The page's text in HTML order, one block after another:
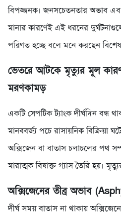
বিপজ্জনক। জনসচেতনতার অভাব এবং
মানার কারণেই এই ধরনের
পরিণত হচ্ছে বলে মনে করছেন
ভেতরে আটকে মৃত্যুর মূল
মরণকামড়
একটি সেপটিক ট্যাংক দীর্ঘদিন বন্ধ
মানববর্জ্য পচে রাসায়নিক বিক্রিয়া
অক্সিজেন বা বাতাস চলাচলের পথ
মারাত্মক বিষাক্ত গ্যাস তৈরি হয়।
অক্সিজেনের তীব্র অভাব
দীর্ঘ সময় বাতাস না থাকায়